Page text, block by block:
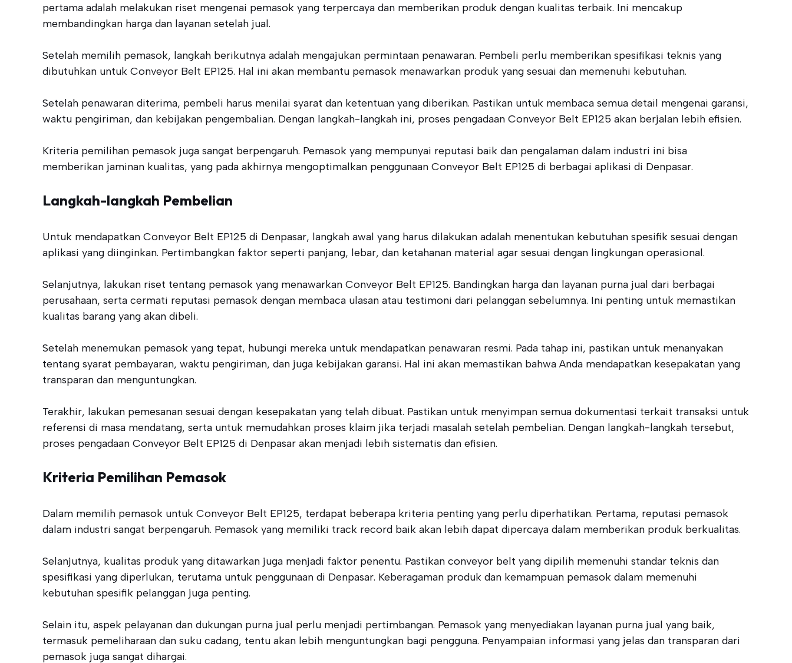
pertama adalah melakukan riset mengenai pemasok yang terpercaya dan memberikan produk dengan kualitas terbaik. Ini mencakup
membandingkan harga dan layanan setelah jual.
Setelah memilih pemasok, langkah berikutnya adalah mengajukan permintaan penawaran. Pembeli perlu memberikan spesifikasi teknis yang
dibutuhkan untuk Conveyor Belt EP125. Hal ini akan membantu pemasok menawarkan produk yang sesuai dan memenuhi kebutuhan.
Setelah penawaran diterima, pembeli harus menilai syarat dan ketentuan yang diberikan. Pastikan untuk membaca semua detail mengenai garansi,
waktu pengiriman, dan kebijakan pengembalian. Dengan langkah-langkah ini, proses pengadaan Conveyor Belt EP125 akan berjalan lebih efisien.
Kriteria pemilihan pemasok juga sangat berpengaruh. Pemasok yang mempunyai reputasi baik dan pengalaman dalam industri ini bisa
memberikan jaminan kualitas, yang pada akhirnya mengoptimalkan penggunaan Conveyor Belt EP125 di berbagai aplikasi di Denpasar.
Langkah-langkah Pembelian
Untuk mendapatkan Conveyor Belt EP125 di Denpasar, langkah awal yang harus dilakukan adalah menentukan kebutuhan spesifik sesuai dengan
aplikasi yang diinginkan. Pertimbangkan faktor seperti panjang, lebar, dan ketahanan material agar sesuai dengan lingkungan operasional.
Selanjutnya, lakukan riset tentang pemasok yang menawarkan Conveyor Belt EP125. Bandingkan harga dan layanan purna jual dari berbagai
perusahaan, serta cermati reputasi pemasok dengan membaca ulasan atau testimoni dari pelanggan sebelumnya. Ini penting untuk memastikan
kualitas barang yang akan dibeli.
Setelah menemukan pemasok yang tepat, hubungi mereka untuk mendapatkan penawaran resmi. Pada tahap ini, pastikan untuk menanyakan
tentang syarat pembayaran, waktu pengiriman, dan juga kebijakan garansi. Hal ini akan memastikan bahwa Anda mendapatkan kesepakatan yang
transparan dan menguntungkan.
Terakhir, lakukan pemesanan sesuai dengan kesepakatan yang telah dibuat. Pastikan untuk menyimpan semua dokumentasi terkait transaksi untuk
referensi di masa mendatang, serta untuk memudahkan proses klaim jika terjadi masalah setelah pembelian. Dengan langkah-langkah tersebut,
proses pengadaan Conveyor Belt EP125 di Denpasar akan menjadi lebih sistematis dan efisien.
Kriteria Pemilihan Pemasok
Dalam memilih pemasok untuk Conveyor Belt EP125, terdapat beberapa kriteria penting yang perlu diperhatikan. Pertama, reputasi pemasok
dalam industri sangat berpengaruh. Pemasok yang memiliki track record baik akan lebih dapat dipercaya dalam memberikan produk berkualitas.
Selanjutnya, kualitas produk yang ditawarkan juga menjadi faktor penentu. Pastikan conveyor belt yang dipilih memenuhi standar teknis dan
spesifikasi yang diperlukan, terutama untuk penggunaan di Denpasar. Keberagaman produk dan kemampuan pemasok dalam memenuhi
kebutuhan spesifik pelanggan juga penting.
Selain itu, aspek pelayanan dan dukungan purna jual perlu menjadi pertimbangan. Pemasok yang menyediakan layanan purna jual yang baik,
termasuk pemeliharaan dan suku cadang, tentu akan lebih menguntungkan bagi pengguna. Penyampaian informasi yang jelas dan transparan dari
pemasok juga sangat dihargai.